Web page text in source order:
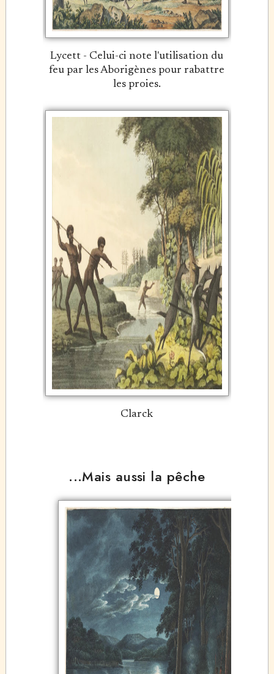
Lycett - Celui-ci note l'utilisation du
feu par les Aborigènes pour rabattre
les proies.
Clarck
...Mais aussi la pêche